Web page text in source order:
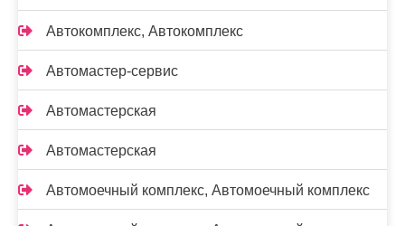
Автокомплекс, Автокомплекс
Автомастер-сервис
Автомастерская
Автомастерская
Автомоечный комплекс, Автомоечный комплекс